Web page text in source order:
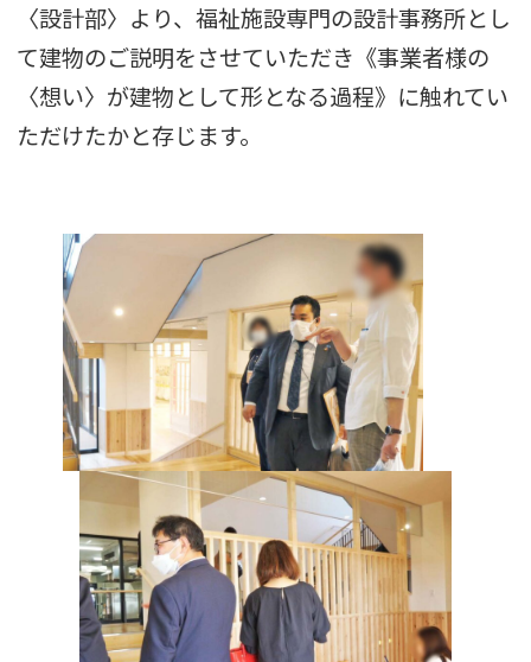
〈設計部〉より、福祉施設専門の設計事務所とし
て建物のご説明をさせていただき《事業者様の
〈想い〉が建物として形となる過程》に触れてい
ただけたかと存じます。